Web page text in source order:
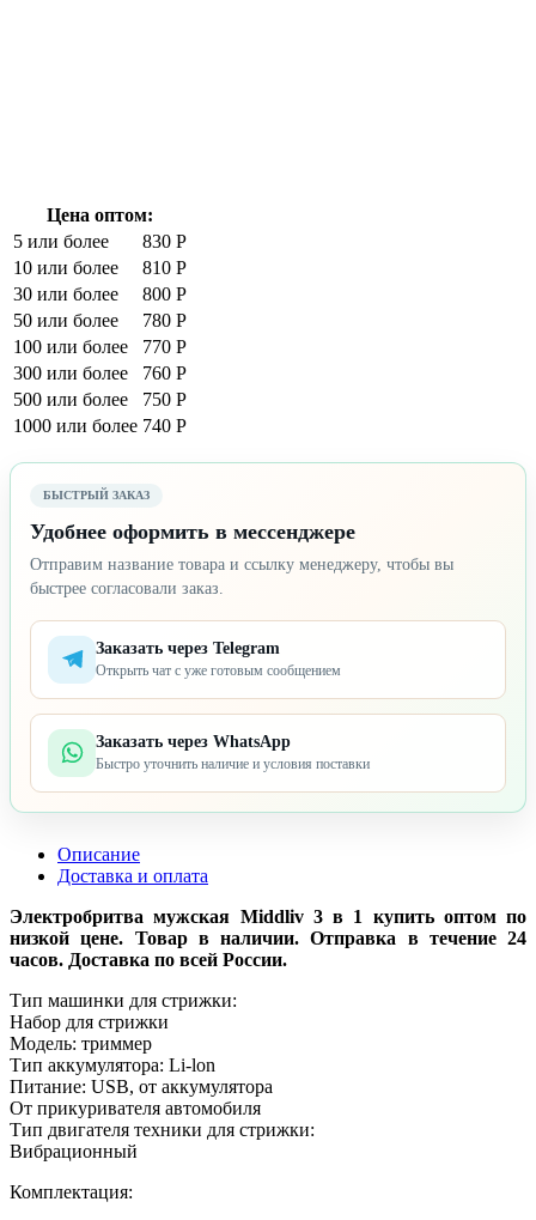
Цена оптом:
5 или более
830 Р
10 или более
810 Р
30 или более
800 Р
50 или более
780 Р
100 или более
770 Р
300 или более
760 Р
500 или более
750 Р
1000 или более 740 Р
БЫСТРЫЙ ЗАКАЗ
Удобнее оформить в мессенджере
Отправим название товара и ссылку менеджеру, чтобы вы
быстрее согласовали заказ.
Заказать через Telegram
Открыть чат с уже готовым сообщением
Заказать через WhatsApp
Быстро уточнить наличие и условия поставки
Описание
Доставка и оплата
Электробритва мужская Middliv 3 в 1 купить оптом по
низкой цене. Товар в наличии. Отправка в течение 24
часов. Доставка по всей России.
Тип машинки для стрижки:
Набор для стрижки
Модель: триммер
Тип аккумулятора: Li-lon
Питание: USB, от аккумулятора
От прикуривателя автомобиля
Тип двигателя техники для стрижки:
Вибрационный
Комплектация: